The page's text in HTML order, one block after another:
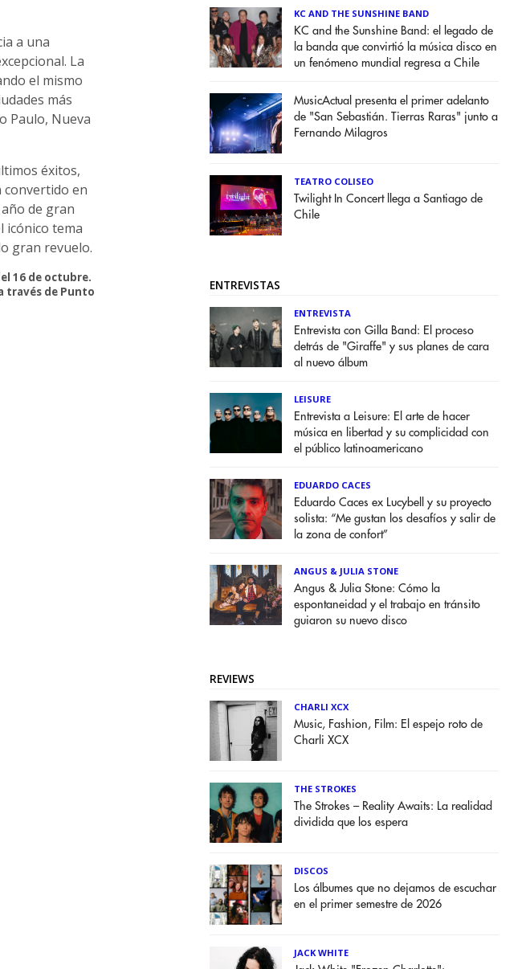
a una
La
el mismo
más
Paulo, Nueva
éxitos,
convertido en
de gran
icónico tema
gran revuelo.
16 de octubre.
través de Punto
KC AND THE SUNSHINE BAND
KC and the Sunshine Band: el legado de
la banda que convirtió la música disco en
un fenómeno mundial regresa a Chile
MusicActual presenta el primer adelanto
de "San Sebastián. Tierras Raras" junto a
Fernando Milagros
TEATRO COLISEO
Twilight In Concert llega a Santiago de
Chile
ENTREVISTAS
ENTREVISTA
Entrevista con Gilla Band: El proceso
detrás de "Giraffe" y sus planes de cara
al nuevo álbum
LEISURE
Entrevista a Leisure: El arte de hacer
música en libertad y su complicidad con
el público latinoamericano
EDUARDO CACES
Eduardo Caces ex Lucybell y su proyecto
solista: “Me gustan los desafíos y salir de
la zona de confort”
ANGUS & JULIA STONE
Angus & Julia Stone: Cómo la
espontaneidad y el trabajo en tránsito
guiaron su nuevo disco
REVIEWS
CHARLI XCX
Music, Fashion, Film: El espejo roto de
Charli XCX
THE STROKES
The Strokes – Reality Awaits: La realidad
dividida que los espera
DISCOS
Los álbumes que no dejamos de escuchar
en el primer semestre de 2026
JACK WHITE